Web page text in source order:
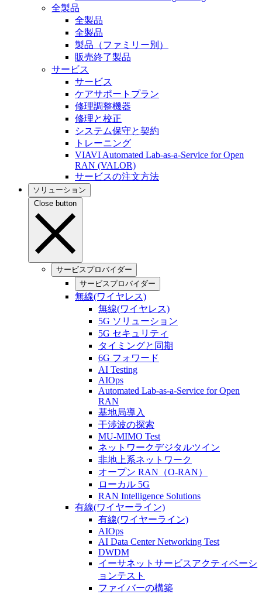
全製品
全製品
全製品
製品（ファミリー別）
販売終了製品
サービス
サービス
ケアサポートプラン
修理調整機器
修理と校正
システム保守と契約
トレーニング
VIAVI Automated Lab-as-a-Service for Open
RAN (VALOR)
サービスの注文方法
ソリューション
Close button
サービスプロバイダー
サービスプロバイダー
無線(ワイヤレス)
無線(ワイヤレス)
5G ソリューション
5G セキュリティ
タイミングと同期
6G フォワード
AI Testing
AIOps
Automated Lab-as-a-Service for Open
RAN
基地局導入
干渉波の探索
MU-MIMO Test
ネットワークデジタルツイン
非地上系ネットワーク
オープン RAN（O-RAN）
ローカル 5G
RAN Intelligence Solutions
有線(ワイヤーライン)
有線(ワイヤーライン)
AIOps
AI Data Center Networking Test
DWDM
イーサネットサービスアクティベーシ
ョンテスト
ファイバーの構築